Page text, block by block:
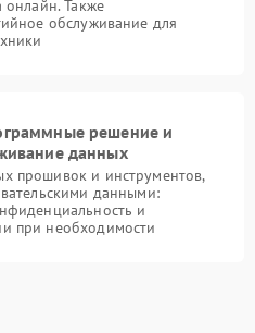
онлайн. Также
обслуживание для
решение и
данных
прошивок и инструментов,
данными:
и
при необходимости